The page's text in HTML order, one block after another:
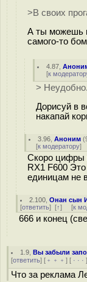
>В своих
А ты можешь
самого-то
4.87 ,
[к
>
Дорисуй в
накапай
3.96 ,Аноним (
[к модератору]
Скоро цифры
RX1 F600
единицам не
2.100 ,Онан сын
[ответить] [↑] [к
666 и конец
1.9 ,Вы забыли
[ответить] [ ﹢﹢﹢ ] [ · · · ]
Что за реклама